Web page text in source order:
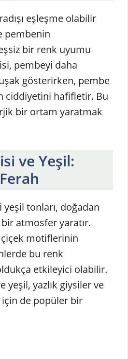
eşleşme olabilir
pembenin
bir renk uyumu
pembeyi daha
gösterirken, pembe
ciddiyetini hafifletir. Bu
bir ortam yaratmak
ve Yeşil:
tonları, doğadan
atmosfer yaratır.
motiflerinin
bu renk
etkileyici olabilir.
yeşil, yazlık giysiler ve
için de popüler bir